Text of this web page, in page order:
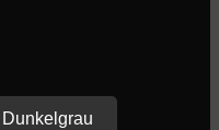
Dunkelgrau